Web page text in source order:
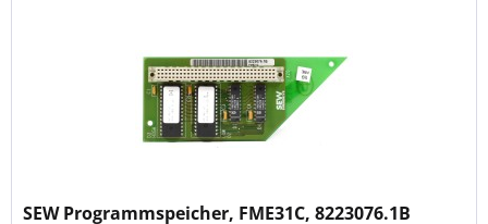
SEW Programmspeicher, FME31C, 8223076.1B